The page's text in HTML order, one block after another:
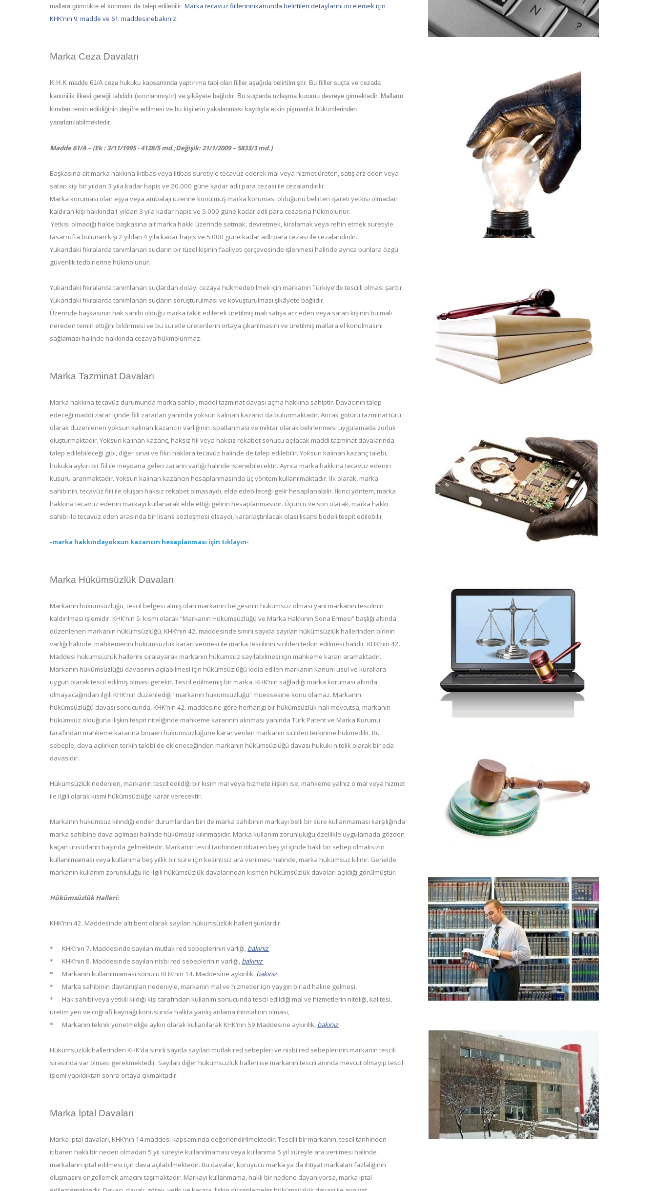
mallara gümrükte el konması da talep edilebilir. Marka tecavüz fiillerininkanunda belirtilen detaylarını incelemek için
KHK’nın 9. madde ve 61. maddesinebakınız.
Marka Ceza Davaları
K.H.K madde 61/A ceza hukuku kapsamında yaptırıma tabi olan fiiller aşağıda belirtilmiştir. Bu fiiller suçta ve cezada
kanunilik ilkesi gereği tahdidir (sınırlanmıştır) ve şikâyete bağlıdır. Bu suçlarda uzlaşma kurumu devreye girmektedir. Malların
kimden temin edildiğinin deşifre edilmesi ve bu kişilerin yakalanması kaydıyla etkin pişmanlık hükümlerinden
yararlanılabilmektedir.
Madde 61/A – (Ek : 3/11/1995 - 4128/5 md.;Değişik: 21/1/2009 – 5833/3 md.)
Başkasına ait marka hakkına iktibas veya iltibas suretiyle tecavüz ederek mal veya hizmet üreten, satış arz eden veya
satan kişi bir yıldan 3 yıla kadar hapis ve 20.000 güne kadar adli para cezası ile cezalandırılır.
Marka koruması olan eşya veya ambalajı üzerine konulmuş marka koruması olduğunu belirten işareti yetkisi olmadan
kaldıran kişi hakkında1 yıldan 3 yıla kadar hapis ve 5.000 güne kadar adli para cezasına hükmolunur.
Yetkisi olmadığı halde başkasına ait marka hakkı üzerinde satmak, devretmek, kiralamak veya rehin etmek suretiyle
tasarrufta bulunan kişi 2 yıldan 4 yıla kadar hapis ve 5.000 güne kadar adli para cezası ile cezalandırılır.
Yukarıdaki fıkralarda tanımlanan suçların bir tüzel kişinin faaliyeti çerçevesinde işlenmesi halinde ayrıca bunlara özgü
güvenlik tedbirlerine hükmolunur.
Yukarıdaki fıkralarda tanımlanan suçlardan dolayı cezaya hükmedebilmek için markanın Türkiye’de tescilli olması şarttır.
Yukarıdaki fıkralarda tanımlanan suçların soruşturulması ve kovuşturulması şikâyete bağlıdır.
Üzerinde başkasının hak sahibi olduğu marka taklit edilerek üretilmiş malı satışa arz eden veya satan kişinin bu malı
nereden temin ettiğini bildirmesi ve bu suretle üretenlerin ortaya çıkarılmasını ve üretilmiş mallara el konulmasını
sağlaması halinde hakkında cezaya hükmolunmaz.
Marka Tazminat Davaları
Marka hakkına tecavüz durumunda marka sahibi, maddi tazminat davası açma hakkına sahiptir. Davacının talep
edeceği maddi zarar içinde fiili zararları yanında yoksun kalınan kazancı da bulunmaktadır. Ancak götürü tazminat türü
olarak düzenlenen yoksun kalınan kazancın varlığının ispatlanması ve miktar olarak belirlenmesi uygulamada zorluk
oluşturmaktadır. Yoksun kalınan kazanç, haksız fiil veya haksız rekabet sonucu açılacak maddi tazminat davalarında
talep edilebileceği gibi, diğer sınai ve fikri haklara tecavüz halinde de talep edilebilir. Yoksun kalınan kazanç talebi,
hukuka aykırı bir fiil ile meydana gelen zararın varlığı halinde istenebilecektir. Ayrıca marka hakkına tecavüz edenin
kusuru aranmaktadır. Yoksun kalınan kazancın hesaplanmasında üç yöntem kullanılmaktadır. İlk olarak, marka
sahibinin, tecavüz fiili ile oluşan haksız rekabet olmasaydı, elde edebileceği gelir hesaplanabilir. İkinci yöntem, marka
hakkına tecavüz edenin markayı kullanarak elde ettiği gelirin hesaplanmasıdır. Üçüncü ve son olarak, marka hakkı
sahibi ile tecavüz eden arasında bir lisans sözleşmesi olsaydı, kararlaştırılacak olası lisans bedeli tespit edilebilir.
-marka hakkındayoksun kazancın hesaplanması için tıklayın-
Marka Hükümsüzlük Davaları
Markanın hükümsüzlüğü, tescil belgesi almış olan markanın belgesinin hükümsüz olması yani markanın tescilinin
kaldırılması işlemidir. KHK’nın 5. kısmı olarak “Markanın Hükümsüzlüğü ve Marka Hakkının Sona Ermesi” başlığı altında
düzenlenen markanın hükümsüzlüğü, KHK’nın 42. maddesinde sınırlı sayıda sayılan hükümsüzlük hallerinden birinin
varlığı halinde, mahkemenin hükümsüzlük kararı vermesi ile marka tescilinin sicilden terkin edilmesi halidir. KHK’nın 42.
Maddesi hükümsüzlük hallerini sıralayarak markanın hükümsüz sayılabilmesi için mahkeme kararı aramaktadır.
Markanın hükümsüzlüğü davasının açılabilmesi için hükümsüzlüğü iddia edilen markanın kanuni usul ve kurallara
uygun olarak tescil edilmiş olması gerekir. Tescil edilmemiş bir marka, KHK’nın sağladığı marka koruması altında
olmayacağından ilgili KHK’nın düzenlediği “markanın hükümsüzlüğü” müessesine konu olamaz. Markanın
hükümsüzlüğü davası sonucunda, KHK’nın 42. maddesine göre herhangi bir hükümsüzlük hali mevcutsa; markanın
hükümsüz olduğuna ilişkin tespit niteliğinde mahkeme kararının alınması yanında Türk Patent ve Marka Kurumu
tarafından mahkeme kararına binaen hükümsüzlüğüne karar verilen markanın sicilden terkinine hükmedilir. Bu
sebeple, dava açılırken terkin talebi de ekleneceğinden markanın hükümsüzlüğü davası hukuki nitelik olarak bir eda
davasıdır.
Hükümsüzlük nedenleri, markanın tescil edildiği bir kısım mal veya hizmete ilişkin ise, mahkeme yalnız o mal veya hizmet
ile ilgili olarak kısmi hükümsüzlüğe karar verecektir.
Markanın hükümsüz kılındığı ender durumlardan biri de marka sahibinin markayı belli bir süre kullanmaması karşılığında
marka sahibine dava açılması halinde hükümsüz kılınmasıdır. Marka kullanım zorunluluğu özellikle uygulamada gözden
kaçan unsurların başında gelmektedir. Markanın tescil tarihinden itibaren beş yıl içinde haklı bir sebep olmaksızın
kullanılmaması veya kullanıma beş yıllık bir süre için kesintisiz ara verilmesi halinde, marka hükümsüz kılınır. Genelde
markanın kullanım zorunluluğu ile ilgili hükümsüzlük davalarından kısmen hükümsüzlük davaları açıldığı görülmüştür.
Hükümsüzlük Halleri:
KHK’nın 42. Maddesinde altı bent olarak sayılan hükümsüzlük halleri şunlardır:
* KHK’nın 7. Maddesinde sayılan mutlak red sebeplerinin varlığı, bakınız
* KHK’nın 8. Maddesinde sayılan nisbi red sebeplerinin varlığı, bakınız
* Markanın kullanılmaması sonucu KHK’nın 14. Maddesine aykırılık, bakınız
* Marka sahibinin davranışları nedeniyle, markanın mal ve hizmetler için yaygın bir ad haline gelmesi,
*
Hak sahibi veya yetkili kıldığı kişi tarafından kullanım sonucunda tescil edildiği mal ve hizmetlerin niteliği, kalitesi,
üretim yeri ve coğrafi kaynağı konusunda halkta yanlış anlama ihtimalinin olması,
* Markanın teknik yönetmeliğe aykırı olarak kullanılarak KHK’nın 59.Maddesine aykırılık, bakınız
Hükümsüzlük hallerinden KHK’da sınırlı sayıda sayılan mutlak red sebepleri ve nisbi red sebeplerinin markanın tescili
sırasında var olması gerekmektedir. Sayılan diğer hükümsüzlük halleri ise markanın tescili anında mevcut olmayıp tescil
işlemi yapıldıktan sonra ortaya çıkmaktadır.
Marka İptal Davaları
Marka iptal davaları, KHK’nın 14.maddesi kapsamında değerlendirilmektedir. Tescilli bir markanın, tescil tarihinden
itibaren haklı bir neden olmadan 5 yıl süreyle kullanılmaması veya kullanıma 5 yıl süreyle ara verilmesi halinde
markaların iptal edilmesi için dava açılabilmektedir. Bu davalar, koruyucu marka ya da ihtiyat markaları fazlalığının
oluşmasını engellemek amacını taşımaktadır. Markayı kullanmama, haklı bir nedene dayanıyorsa, marka iptal